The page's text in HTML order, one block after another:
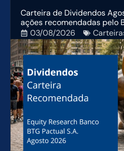
Carteira de Dividendos
ações recomendadas pelo
03/08/2026